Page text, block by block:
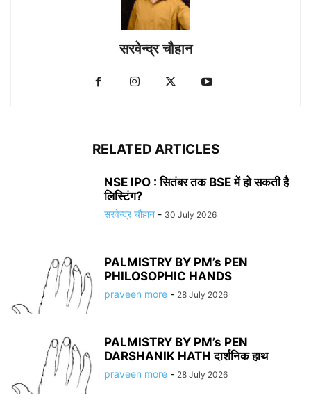
सरवेन्द्र चौहान
RELATED ARTICLES
NSE IPO : सितंबर तक BSE में हो सकती है
लिस्टिंग?
सरवेन्द्र चौहान - 30 July 2026
PALMISTRY BY PM’s PEN
PHILOSOPHIC HANDS
praveen more - 28 July 2026
PALMISTRY BY PM’s PEN
DARSHANIK HATH दार्शनिक हाथ
praveen more - 28 July 2026